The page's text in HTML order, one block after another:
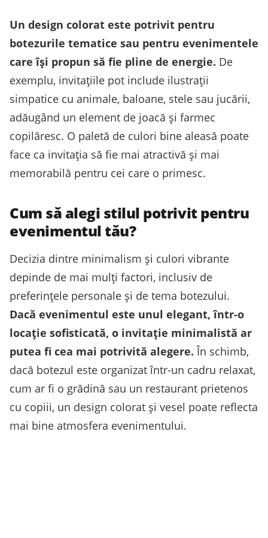
Un design colorat este potrivit pentru
botezurile tematice sau pentru evenimentele
care își propun să fie pline de energie. De
exemplu, invitațiile pot include ilustrații
simpatice cu animale, baloane, stele sau jucării,
adăugând un element de joacă și farmec
copilăresc. O paletă de culori bine aleasă poate
face ca invitația să fie mai atractivă și mai
memorabilă pentru cei care o primesc.
Cum să alegi stilul potrivit pentru
evenimentul tău?
Decizia dintre minimalism și culori vibrante
depinde de mai mulți factori, inclusiv de
preferințele personale și de tema botezului.
Dacă evenimentul este unul elegant, într-o
locație sofisticată, o invitație minimalistă ar
putea fi cea mai potrivită alegere. În schimb,
dacă botezul este organizat într-un cadru relaxat,
cum ar fi o grădină sau un restaurant prietenos
cu copiii, un design colorat și vesel poate reflecta
mai bine atmosfera evenimentului.